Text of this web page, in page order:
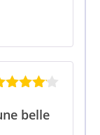
belle